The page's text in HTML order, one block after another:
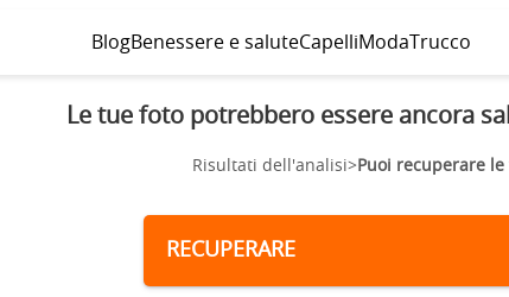
BlogBenessere e saluteCapelliModaTrucco
Le tue foto potrebbero essere ancora
Risultati dell'analisi> Puoi recuperare
RECUPERARE